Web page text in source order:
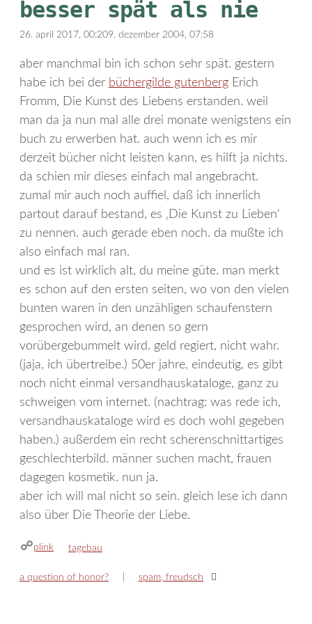
besser spät als nie
26. april 2017, 00:209. dezember 2004, 07:58
aber manchmal bin ich schon sehr spät. gestern
habe ich bei der büchergilde gutenberg Erich
Fromm, Die Kunst des Liebens erstanden. weil
man da ja nun mal alle drei monate wenigstens ein
buch zu erwerben hat. auch wenn ich es mir
derzeit bücher nicht leisten kann, es hilft ja nichts.
da schien mir dieses einfach mal angebracht.
zumal mir auch noch auffiel, daß ich innerlich
partout darauf bestand, es ‚Die Kunst zu Lieben‘
zu nennen. auch gerade eben noch. da mußte ich
also einfach mal ran.
und es ist wirklich alt, du meine güte. man merkt
es schon auf den ersten seiten, wo von den vielen
bunten waren in den unzähligen schaufenstern
gesprochen wird, an denen so gern
vorübergebummelt wird. geld regiert, nicht wahr.
(jaja, ich übertreibe.) 50er jahre, eindeutig, es gibt
noch nicht einmal versandhauskataloge, ganz zu
schweigen vom internet. (nachtrag: was rede ich,
versandhauskataloge wird es doch wohl gegeben
haben.) außerdem ein recht scherenschnittartiges
geschlechterbild. männer suchen macht, frauen
dagegen kosmetik. nun ja.
aber ich will mal nicht so sein. gleich lese ich dann
also über Die Theorie der Liebe.
plink kategorien
tagebau
a question of honor? spam, freudsch